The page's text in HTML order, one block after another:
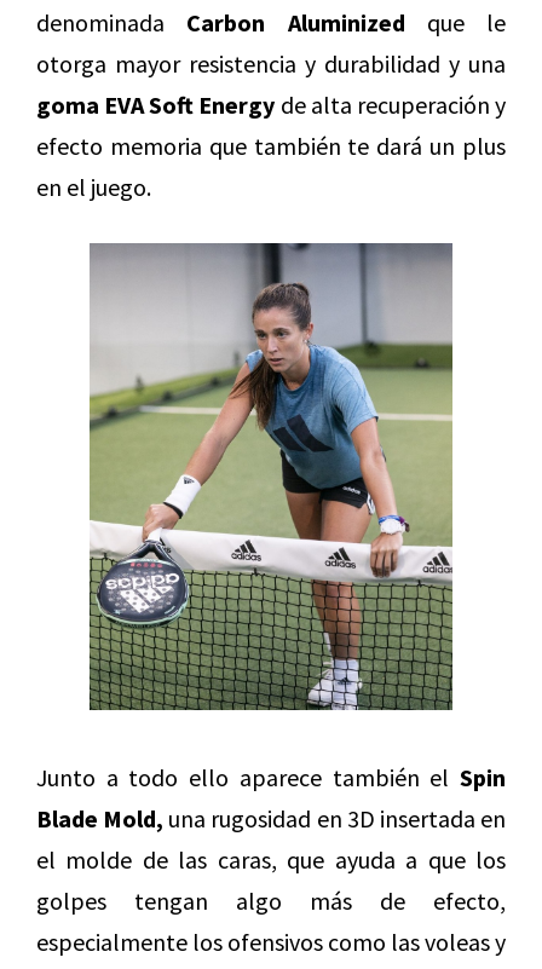
denominada Carbon Aluminized que le
otorga mayor resistencia y durabilidad y una
goma EVA Soft Energy de alta recuperación y
efecto memoria que también te dará un plus
en el juego.
Junto a todo ello aparece también el Spin
Blade Mold, una rugosidad en 3D insertada en
el molde de las caras, que ayuda a que los
golpes tengan algo más de efecto,
especialmente los ofensivos como las voleas y